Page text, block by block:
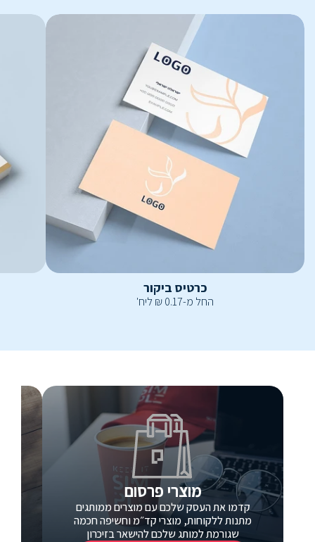
כרטיס ביקור
החל מ-0.17
₪ ליח'
מוצרי פרסום
קדמו את העסק שלכם עם מוצרים ממותגים
מתנות ללקוחות, מוצרי קד״מ וחשיפה חכמה
שגורמת למותג שלכם להישאר בזיכרון